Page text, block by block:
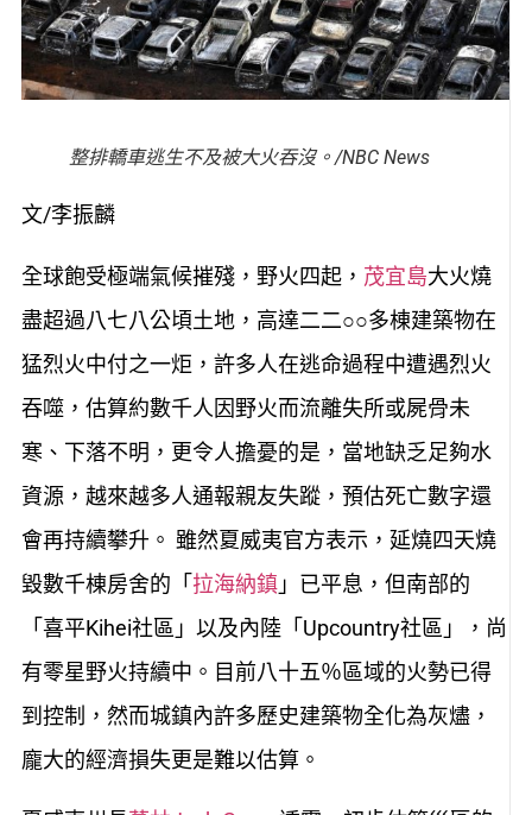
整排轎車逃生不及被大火吞沒。/NBC News
文/李振麟
全球飽受極端氣候摧殘，野火四起， 茂宜島大火燒
盡超過八七八公頃土地，高達二二○○多棟建築物在
猛烈火中付之一炬，許多人在逃命過程中遭遇烈火
吞噬，估算約數千人因野火而流離失所或屍骨未
寒、下落不明，更令人擔憂的是，當地缺乏足夠水
資源，越來越多人通報親友失蹤，預估死亡數字還
會再持續攀升。 雖然夏威夷官方表示，延燒四天燒
毀數千棟房舍的「拉海納鎮」已平息，但南部的
「喜平Kihei社區」以及內陸「Upcountry社區」，尚
有零星野火持續中。目前八十五％區域的火勢已得
到控制，然而城鎮內許多歷史建築物全化為灰燼，
龐大的經濟損失更是難以估算。